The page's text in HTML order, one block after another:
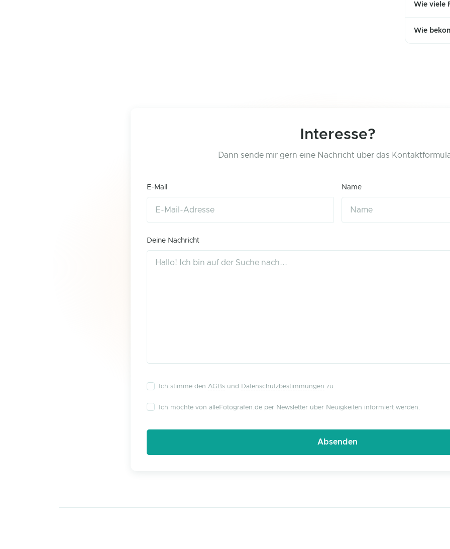
Wie viele
Wie
Interesse?
Dann sende mir gern eine Nachricht über das
E-Mail Name
Deine Nachricht
Ich stimme den AGBsund Datenschutzbestimmungen zu.
Ich möchte von alleFotografen.de per Newsletter über Neuigkeiten informiert werden.